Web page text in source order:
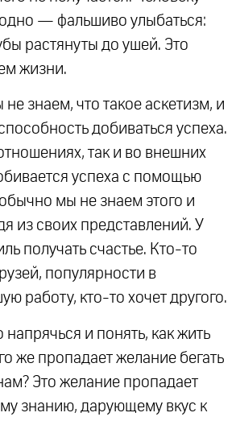
одно — фальшиво улыбаться:
растянуты до ушей. Это
жизни.
знаем, что такое аскетизм, и
добиваться успеха.
так и во внешних
успеха с помощью
мы не знаем этого и
из своих представлений. У
получать счастье. Кто-то
популярности в
работу, кто-то хочет другого.
и понять, как жить
же пропадает желание бегать
Это желание пропадает
знанию, дарующему вкус к